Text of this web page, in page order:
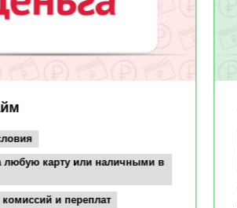
любую карту или наличными в
и переплат